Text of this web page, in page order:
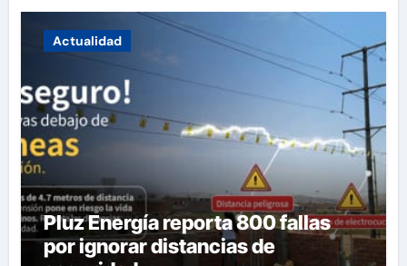
Actualidad
Pluz Energía reporta 800 fallas
por ignorar distancias de